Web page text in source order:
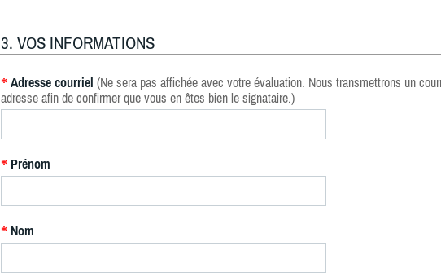
3. VOS INFORMATIONS
* Adresse courriel (Ne sera pas affichée avec votre évaluation. Nous transmettrons un
adresse afin de confirmer que vous en êtes bien le signataire.)
* Prénom
* Nom